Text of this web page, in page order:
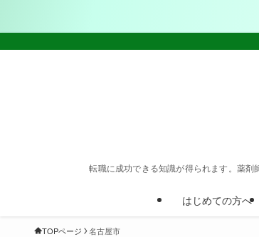
転職に成功できる知識が得られます。薬剤
はじめての方へ
TOPページ 名古屋市